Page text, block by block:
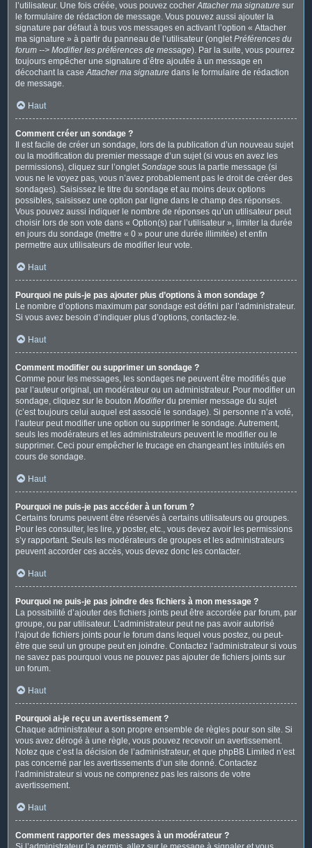
l’utilisateur. Une fois créée, vous pouvez cocherAttacher ma signature sur
le formulaire de rédaction de message. Vous pouvez aussi ajouter la
signature par défaut à tous vos messages en activant l’option « Attacher
ma signature » à partir du panneau de l’utilisateur (ongletPréférences du
forum --> Modifier les préférences de message). Par la suite, vous pourrez
toujours empêcher une signature d’être ajoutée à un message en
décochant la caseAttacher ma signature dans le formulaire de rédaction
de message.
Haut
Comment créer un sondage ?
Il est facile de créer un sondage, lors de la publication d’un nouveau sujet
ou la modification du premier message d’un sujet (si vous en avez les
permissions), cliquez sur l’ongletSondage sous la partie message (si
vous ne le voyez pas, vous n’avez probablement pas le droit de créer des
sondages). Saisissez le titre du sondage et au moins deux options
possibles, saisissez une option par ligne dans le champ des réponses.
Vous pouvez aussi indiquer le nombre de réponses qu’un utilisateur peut
choisir lors de son vote dans « Option(s) par l’utilisateur », limiter la durée
en jours du sondage (mettre « 0 » pour une durée illimitée) et enfin
permettre aux utilisateurs de modifier leur vote.
Haut
Pourquoi ne puis-je pas ajouter plus d’options à mon sondage ?
Le nombre d’options maximum par sondage est défini par l’administrateur.
Si vous avez besoin d’indiquer plus d’options, contactez-le.
Haut
Comment modifier ou supprimer un sondage ?
Comme pour les messages, les sondages ne peuvent être modifiés que
par l’auteur original, un modérateur ou un administrateur. Pour modifier un
sondage, cliquez sur le bouton Modifierdu premier message du sujet
(c’est toujours celui auquel est associé le sondage). Si personne n’a voté,
l’auteur peut modifier une option ou supprimer le sondage. Autrement,
seuls les modérateurs et les administrateurs peuvent le modifier ou le
supprimer. Ceci pour empêcher le trucage en changeant les intitulés en
cours de sondage.
Haut
Pourquoi ne puis-je pas accéder à un forum ?
Certains forums peuvent être réservés à certains utilisateurs ou groupes.
Pour les consulter, les lire, y poster, etc., vous devez avoir les permissions
s’y rapportant. Seuls les modérateurs de groupes et les administrateurs
peuvent accorder ces accès, vous devez donc les contacter.
Haut
Pourquoi ne puis-je pas joindre des fichiers à mon message ?
La possibilité d’ajouter des fichiers joints peut être accordée par forum, par
groupe, ou par utilisateur. L’administrateur peut ne pas avoir autorisé
l’ajout de fichiers joints pour le forum dans lequel vous postez, ou peut-
être que seul un groupe peut en joindre. Contactez l’administrateur si vous
ne savez pas pourquoi vous ne pouvez pas ajouter de fichiers joints sur
un forum.
Haut
Pourquoi ai-je reçu un avertissement ?
Chaque administrateur a son propre ensemble de règles pour son site. Si
vous avez dérogé à une règle, vous pouvez recevoir un avertissement.
Notez que c’est la décision de l’administrateur, et que phpBB Limited n’est
pas concerné par les avertissements d’un site donné. Contactez
l’administrateur si vous ne comprenez pas les raisons de votre
avertissement.
Haut
Comment rapporter des messages à un modérateur ?